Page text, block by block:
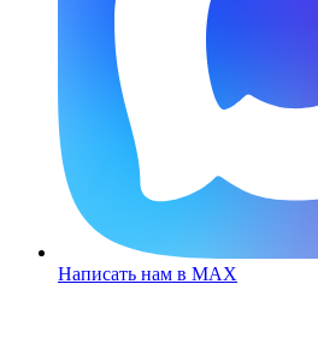
Написать нам в MAX